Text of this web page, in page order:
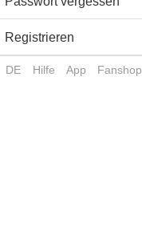
Registrieren
DE Hilfe App Fanshop